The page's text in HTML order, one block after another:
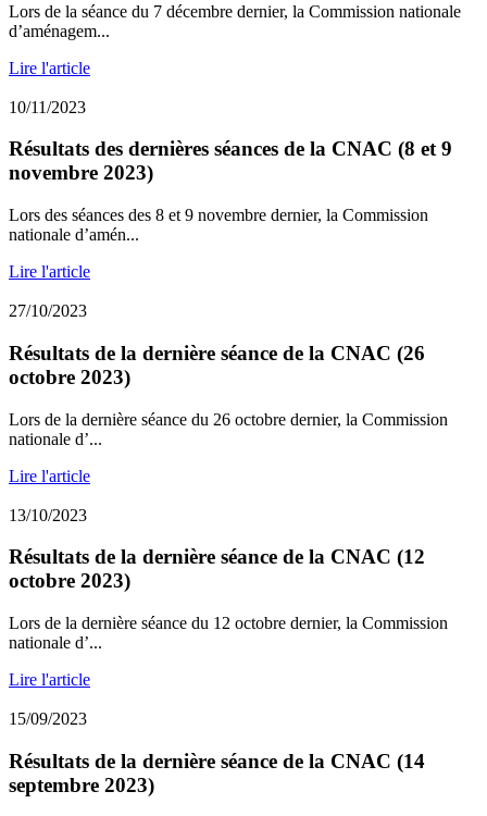
Lors de la séance du 7 décembre dernier, la Commission nationale
d’aménagem...
Lire l'article
10/11/2023
Résultats des dernières séances de la CNAC (8 et 9
novembre 2023)
Lors des séances des 8 et 9 novembre dernier, la Commission
nationale d’amén...
Lire l'article
27/10/2023
Résultats de la dernière séance de la CNAC (26
octobre 2023)
Lors de la dernière séance du 26 octobre dernier, la Commission
nationale d’...
Lire l'article
13/10/2023
Résultats de la dernière séance de la CNAC (12
octobre 2023)
Lors de la dernière séance du 12 octobre dernier, la Commission
nationale d’...
Lire l'article
15/09/2023
Résultats de la dernière séance de la CNAC (14
septembre 2023)